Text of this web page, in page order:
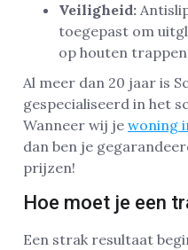
Veiligheid:
toegepast om
op houten
Al meer dan 20 jaar is
gespecialiseerd in het
Wanneer wij je woning
dan ben je
prijzen!
Hoe moet je een
Een strak resultaat